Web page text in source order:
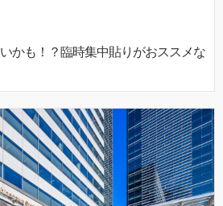
かも！？臨時集中貼りがおススメな